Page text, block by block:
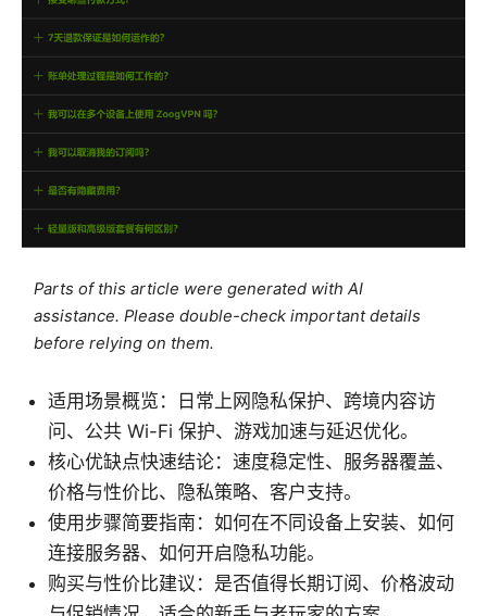
Parts of this article were generated with AI
assistance. Please double-check important details
before relying on them.
适用场景概览：日常上网隐私保护、跨境内容访
问、公共 Wi-Fi 保护、游戏加速与延迟优化。
核心优缺点快速结论：速度稳定性、服务器覆盖、
价格与性价比、隐私策略、客户支持。
使用步骤简要指南：如何在不同设备上安装、如何
连接服务器、如何开启隐私功能。
购买与性价比建议：是否值得长期订阅、价格波动